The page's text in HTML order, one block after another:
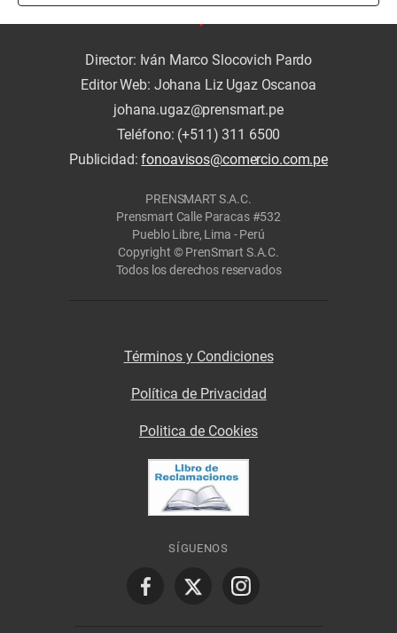
Director: Iván Marco Slocovich Pardo
Editor Web: Johana Liz Ugaz Oscanoa
johana.ugaz@prensmart.pe
Teléfono: (+511) 311 6500
Publicidad:fonoavisos@comercio.com.pe
PRENSMART S.A.C.
Prensmart Calle Paracas #532
Pueblo Libre, Lima - Perú
Copyright © PrenSmart S.A.C.
Todos los derechos reservados
Términos y Condiciones
Política de Privacidad
Politica de Cookies
SÍGUENOS